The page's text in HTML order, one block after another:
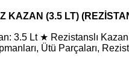
KAZAN (3.5 LT)
3.5 Lt ★ Rezistanslı
Ütü Parçaları,